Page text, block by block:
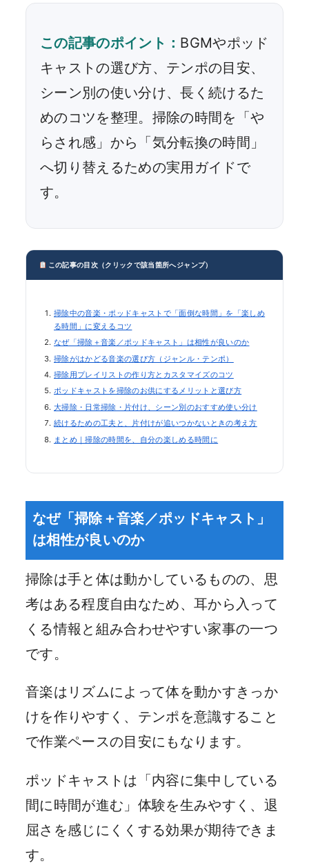
この記事のポイント： BGMやポッド
キャストの選び方、テンポの目安、
シーン別の使い分け、長く続けるた
めのコツを整理。掃除の時間を「や
らされ感」から「気分転換の時間」
へ切り替えるための実用ガイドで
す。
この記事の目次（クリックで該当箇所へジャンプ）
掃除中の音楽・ポッドキャストで「面倒な時間」を「楽しめ
る時間」に変えるコツ
なぜ「掃除＋音楽／ポッドキャスト」は相性が良いのか
掃除がはかどる音楽の選び方（ジャンル・テンポ）
掃除用プレイリストの作り方とカスタマイズのコツ
ポッドキャストを掃除のお供にするメリットと選び方
大掃除・日常掃除・片付け、シーン別のおすすめ使い分け
続けるための工夫と、片付けが追いつかないときの考え方
まとめ｜掃除の時間を、自分の楽しめる時間に
なぜ「掃除＋音楽／ポッドキャスト」
は相性が良いのか
掃除は手と体は動かしているものの、思
考はある程度自由なため、耳から入って
くる情報と組み合わせやすい家事の一つ
です。
音楽はリズムによって体を動かすきっか
けを作りやすく、テンポを意識すること
で作業ペースの目安にもなります。
ポッドキャストは「内容に集中している
間に時間が進む」体験を生みやすく、退
屈さを感じにくくする効果が期待できま
す。